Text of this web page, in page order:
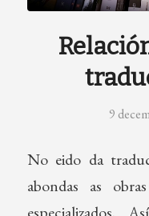
9
No eido da
abondas as